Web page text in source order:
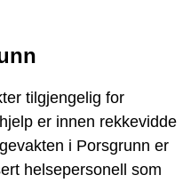
tilgjengelig for
er innen rekkevidde
i Porsgrunn er
helsepersonell som